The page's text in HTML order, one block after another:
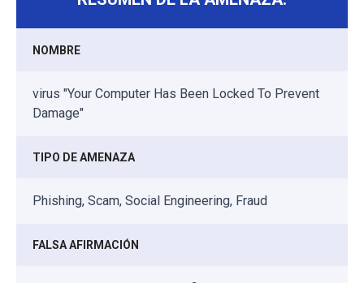
NOMBRE
virus "Your Computer Has Been Locked To Prevent
Damage"
TIPO DE AMENAZA
Phishing, Scam, Social Engineering, Fraud
FALSA AFIRMACIÓN